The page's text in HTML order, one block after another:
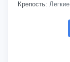
Крепость: Легкие